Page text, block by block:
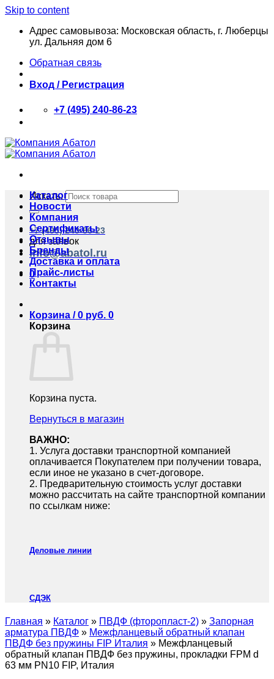
Skip to content
Адрес самовывоза: Московская область, г. Люберцы
ул. Дальняя дом 6
Обратная связь
Вход / Регистрация
+7 (495) 240-86-23
Искать:
+7 (495) 240-86-23
для заявок
info@abatol.ru
0
Каталог
Новости
Компания
Сертификаты
Отзывы
Бренды
Доставка и оплата
Прайс-листы
Контакты
Корзина /0 руб. 0
Корзина
Корзина пуста.
Вернуться в магазин
ВАЖНО:
1.⁠ ⁠Услуга доставки транспортной компанией
оплачивается Покупателем при получении товара,
если иное не указано в счет-договоре.
2.⁠ ⁠Предварительную стоимость услуг доставки
можно рассчитать на сайте транспортной компании
по ссылкам ниже:
Деловые линии
СДЭК
Главная » Каталог » ПВДФ (фторопласт-2) » Запорная
арматура ПВДФ » Межфланцевый обратный клапан
ПВДФ без пружины FIP Италия » Межфланцевый
обратный клапан ПВДФ без пружины, прокладки FPM d
63 мм PN10 FIP, Италия